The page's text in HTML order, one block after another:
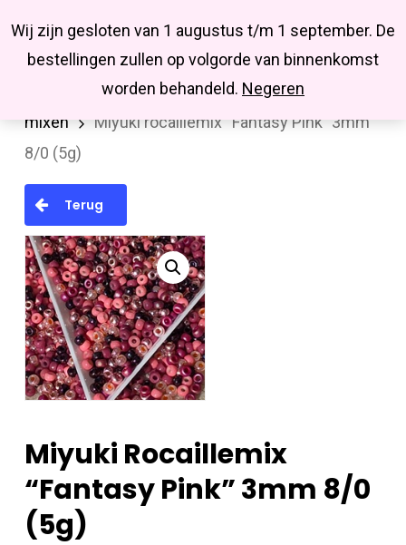
Wij zijn gesloten van 1 augustus t/m 1 september. De
bestellingen zullen op volgorde van binnenkomst
worden behandeld. Negeren
main
Missbluesieraden
searchaccount
MIYUKI en TOHO rocailles
miyuki
mixen
Miyuki rocaillemix “Fantasy Pink” 3mm
8/0 (5g)
Terug
Miyuki Rocaillemix
“Fantasy Pink” 3mm 8/0
(5g)
Close